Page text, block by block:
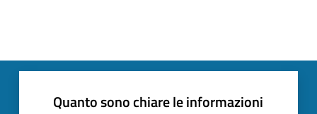
Quanto sono chiare le informazioni